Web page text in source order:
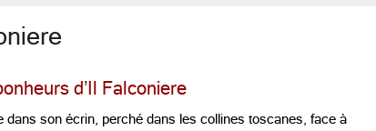
d’Il Falconiere
dans son écrin, perché dans les collines toscanes, face à